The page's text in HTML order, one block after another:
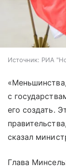
Источник: РИА
с
его создать.
сказал
Глава